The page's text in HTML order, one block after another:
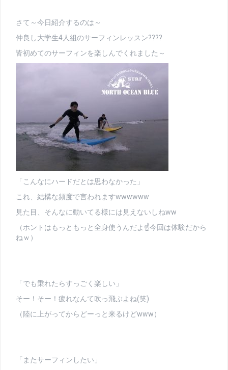
さて～今日紹介するのは～
仲良し大学生4人組のサーフィンレッスン????
皆初めてのサーフィンを楽しんでくれました～
「こんなにハードだとは思わなかった」
これ、結構な頻度で言われますwwwwww
見た目、そんなに動いてる様には見えないしねww
（ホントはもっともっと全身使うんだよ☝今回は体験だから
ねｗ）
「でも乗れたらすっごく楽しい」
そー！そー！疲れなんて吹っ飛ぶよね(笑)
（陸に上がってからどーっと来るけどwww）
「またサーフィンしたい」